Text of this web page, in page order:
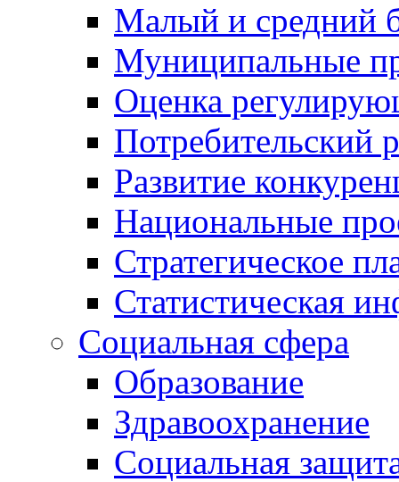
Малый и средний
Муниципальные
Оценка
Потребительский
Развитие
Национальные
Стратегическое
Статистическая
Социальная сфера
Образование
Здравоохранение
Социальная